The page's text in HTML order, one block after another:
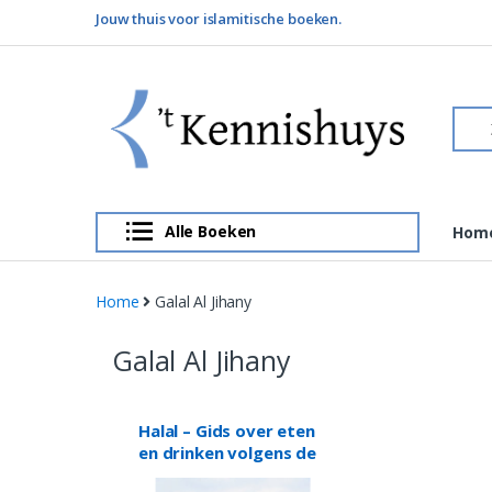
Jouw thuis voor islamitische boeken.
Alle Boeken
Home Galal Al Jihany
Galal Al Jihany
Halal – Gids over eten
en drinken volgens de
islam